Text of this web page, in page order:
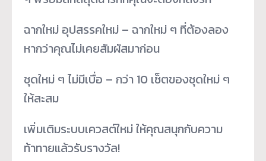
ฉากใหม่ อุปสรรคใหม่ – ฉากใหม่ ๆ ที่ต้องลอง
หากว่าคุณไม่เคยสัมผัสมาก่อน
ชุดใหม่ ๆ ไม่มีเบื่อ – กว่า 10 เซ็ตของชุดใหม่ ๆ
ให้สะสม
เพิ่มเติมระบบเควสต์ใหม่ ให้คุณสนุกกับความ
ท้าทายแล้วรับรางวัล!